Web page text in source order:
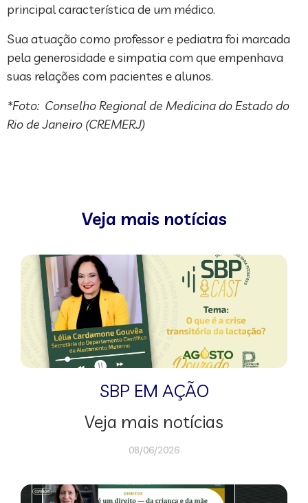
principal característica de um médico.
Sua atuação como professor e pediatra foi marcada
pela generosidade e simpatia com que empenhava
suas relações com pacientes e alunos.
*Foto: Conselho Regional de Medicina do Estado do
Rio de Janeiro (CREMERJ)
Veja mais notícias
SBP EM AÇÃO
Veja mais notícias
08/06/2026